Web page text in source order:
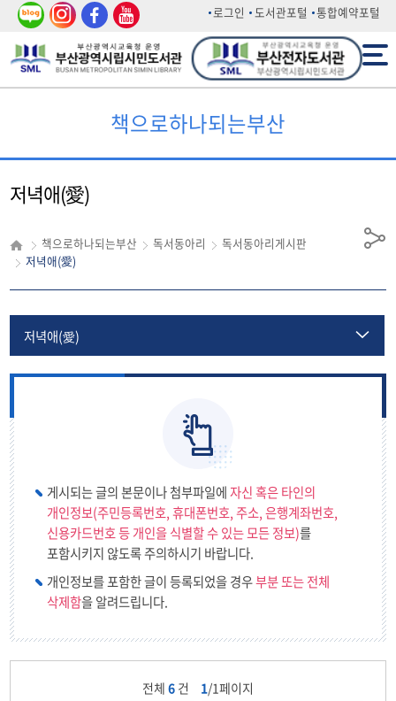
네이
버 블
로그
인스
타그
페이
스북
유튜
브
로그인 도서관포털 통합예약포털
전체메뉴
책으로하나되는부산
저녁애(愛)
책으로하나되는부산 독서동아리
독서동아리게시판
저녁애(愛)
공
꼬북이
미네르바
솔기와
한울타리
푸른소리
저녁애(愛)
게시되는 글의 본문이나 첨부파일에자신 혹은 타인의
개인정보(주민등록번호, 휴대폰번호, 주소, 은행계좌번호,
신용카드번호 등 개인을 식별할 수 있는 모든 정보)를
포함시키지 않도록 주의하시기 바랍니다.
개인정보를 포함한 글이 등록되었을 경우부분 또는 전체
삭제함을 알려드립니다.
전체 6 건 1/1페이지